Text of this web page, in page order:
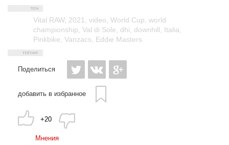
Vital RAW, 2021 video World Cup world
championship Val di Sole dhi downhill Italia
Pinkbike Vanzacs Eddie Masters
Поделиться
добавить в избранное
+20
Мнения